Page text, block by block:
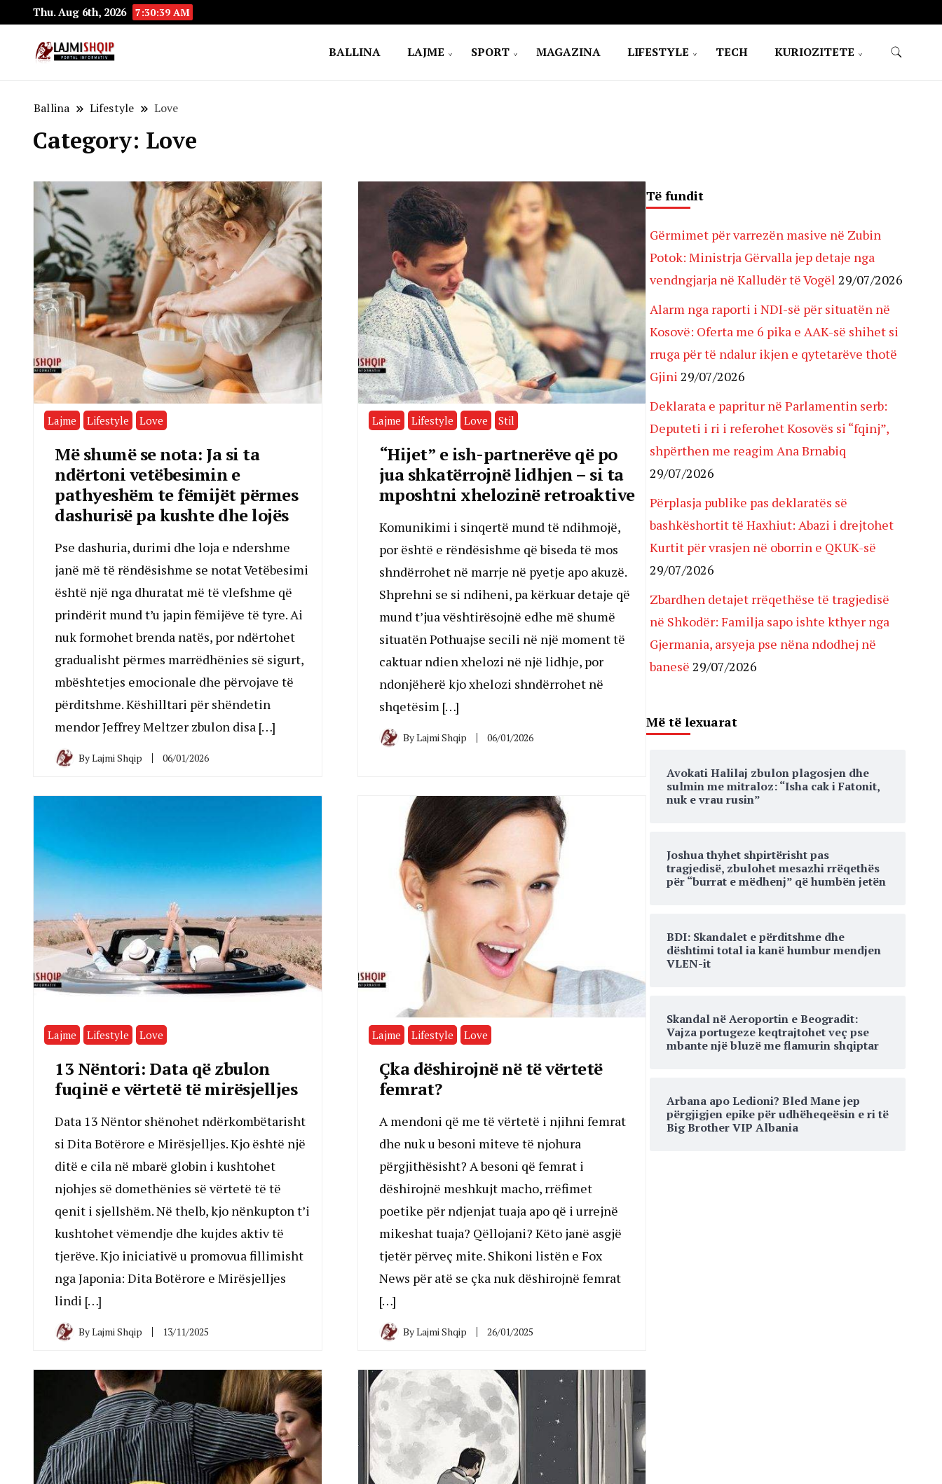
Thu. Aug 6th, 2026 7:30:40 AM
BALLINA LAJME SPORT MAGAZINA LIFESTYLE TECH KURIOZITETE
Ballina Lifestyle Love
Category: Love
Lajme Lifestyle Love
Më shumë se nota: Ja si ta
ndërtoni vetëbesimin e
pathyeshëm te fëmijët përmes
dashurisë pa kushte dhe lojës
Pse dashuria, durimi dhe loja e ndershme
janë më të rëndësishme se notat Vetëbesimi
është një nga dhuratat më të vlefshme që
prindërit mund t’u japin fëmijëve të tyre. Ai
nuk formohet brenda natës, por ndërtohet
gradualisht përmes marrëdhënies së sigurt,
mbështetjes emocionale dhe përvojave të
përditshme. Këshilltari për shëndetin
mendor Jeffrey Meltzer zbulon disa […]
ByLajmi Shqip 06/01/2026
Lajme Lifestyle Love Stil
“Hijet” e ish-partnerëve që po
jua shkatërrojnë lidhjen – si ta
mposhtni xhelozinë retroaktive
Komunikimi i sinqertë mund të ndihmojë,
por është e rëndësishme që biseda të mos
shndërrohet në marrje në pyetje apo akuzë.
Shprehni se si ndiheni, pa kërkuar detaje që
mund t’jua vështirësojnë edhe më shumë
situatën Pothuajse secili në një moment të
caktuar ndien xhelozi në një lidhje, por
ndonjëherë kjo xhelozi shndërrohet në
shqetësim […]
ByLajmi Shqip 06/01/2026
Lajme Lifestyle Love
13 Nëntori: Data që zbulon
fuqinë e vërtetë të mirësjelljes
Data 13 Nëntor shënohet ndërkombëtarisht
si Dita Botërore e Mirësjelljes. Kjo është një
ditë e cila në mbarë globin i kushtohet
njohjes së domethënies së vërtetë të të
qenit i sjellshëm. Në thelb, kjo nënkupton t’i
kushtohet vëmendje dhe kujdes aktiv të
tjerëve. Kjo iniciativë u promovua fillimisht
nga Japonia: Dita Botërore e Mirësjelljes
lindi […]
ByLajmi Shqip 13/11/2025
Lajme Lifestyle Love
Çka dëshirojnë në të vërtetë
femrat?
A mendoni që me të vërtetë i njihni femrat
dhe nuk u besoni miteve të njohura
përgjithësisht? A besoni që femrat i
dëshirojnë meshkujt macho, rrëfimet
poetike për ndjenjat tuaja apo që i urrejnë
mikeshat tuaja? Qëllojani? Këto janë asgjë
tjetër përveç mite. Shikoni listën e Fox
News për atë se çka nuk dëshirojnë femrat
[…]
ByLajmi Shqip 26/01/2025
Të fundit
Gërmimet për varrezën masive në Zubin
Potok: Ministrja Gërvalla jep detaje nga
vendngjarja në Kalludër të Vogël 29/07/2026
Alarm nga raporti i NDI-së për situatën në
Kosovë: Oferta me 6 pika e AAK-së shihet si
rruga për të ndalur ikjen e qytetarëve thotë
Gjini 29/07/2026
Deklarata e papritur në Parlamentin serb:
Deputeti i ri i referohet Kosovës si “fqinj”,
shpërthen me reagim Ana Brnabiq
29/07/2026
Përplasja publike pas deklaratës së
bashkëshortit të Haxhiut: Abazi i drejtohet
Kurtit për vrasjen në oborrin e QKUK-së
29/07/2026
Zbardhen detajet rrëqethëse të tragjedisë
në Shkodër: Familja sapo ishte kthyer nga
Gjermania, arsyeja pse nëna ndodhej në
banesë 29/07/2026
Më të lexuarat
Avokati Halilaj zbulon plagosjen dhe
sulmin me mitraloz: “Isha cak i Fatonit,
nuk e vrau rusin”
Joshua thyhet shpirtërisht pas
tragjedisë, zbulohet mesazhi rrëqethës
për “burrat e mëdhenj” që humbën jetën
BDI: Skandalet e përditshme dhe
dështimi total ia kanë humbur mendjen
VLEN-it
Skandal në Aeroportin e Beogradit:
Vajza portugeze keqtrajtohet veç pse
mbante një bluzë me flamurin shqiptar
Arbana apo Ledioni? Bled Mane jep
përgjigjen epike për udhëheqeësin e ri të
Big Brother VIP Albania